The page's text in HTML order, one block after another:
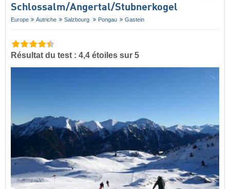
Schlossalm/​Angertal/​Stubnerkogel
Europe Autriche Salzbourg Pongau Gastein
Résultat du test : 4,4 étoiles sur 5